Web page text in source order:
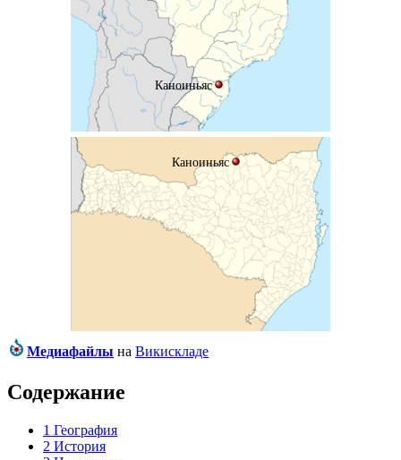
Каноиньяс
Каноиньяс
Медиафайлы на Викискладе
Содержание
1 География
2 История